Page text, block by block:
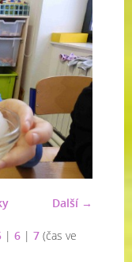
Další →
| 6 | 7 (čas ve